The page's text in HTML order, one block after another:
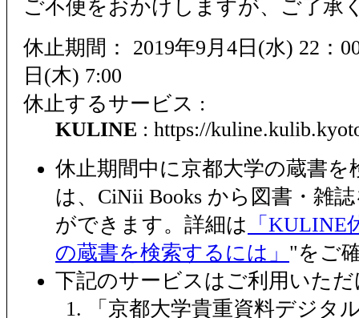
ご不便をおかけしますが、ご了承
休止期間： 2019年9月4日(水) 22：
日(木) 7:00
休止するサービス :
KULINE : https://
休止期間中に京都大学の蔵書を
は、CiNii Books から図書・雑
ができます。詳細は
「KULINE
の蔵書を検索するには」 "をご
下記のサービスはご利用いた
「京都大学貴重資料デジタ